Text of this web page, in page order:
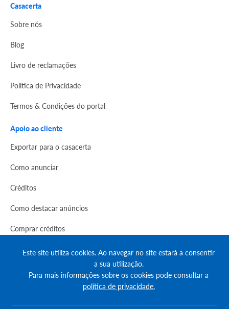
Casacerta
Sobre nós
Blog
Livro de reclamações
Politica de Privacidade
Termos & Condições do portal
Apoio ao cliente
Exportar para o casacerta
Como anunciar
Créditos
Como destacar anúncios
Comprar créditos
FAQs
Informação
Este site utiliza cookies. Ao navegar no site estará a consentir
a sua utilização.
Para mais informações sobre os cookies pode consultar a
política de privacidade.